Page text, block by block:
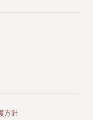
方針